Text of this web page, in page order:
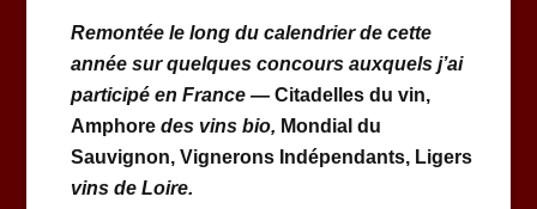
Remontée le long du calendrier de cette
année sur quelques concours auxquels j’ai
participé en France — Citadelles du vin,
Amphoredes vins bio, Mondial du
Sauvignon, Vignerons Indépendants, Ligers
vins de Loire.